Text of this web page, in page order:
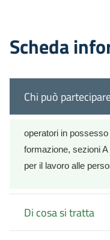
Scheda
Chi può
operatori in
formazione, sezioni
per il lavoro alle
Di cosa si tratta